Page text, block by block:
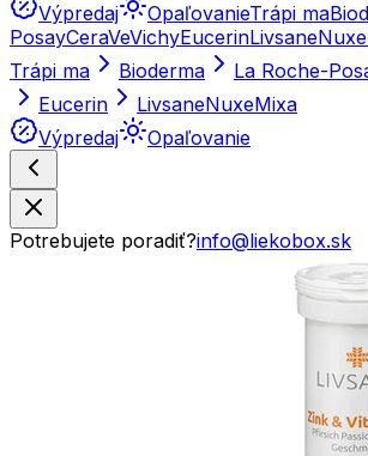
Výpredaj OpaľovanieTrápi ma
PosayCeraVeVichyEucerinLivsaneNuxe
Trápi ma
Bioderma La Roche-
Eucerin
LivsaneNuxeMixa
Výpredaj
Opaľovanie
Potrebujete poradiť?info@liekobox.sk